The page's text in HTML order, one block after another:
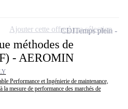
méthodes de
- AEROMIN
Performance et Ingénierie de maintenance,
la mesure de performance des marchés de
CDITemps plein
Ajouter cette offre à ma sélection